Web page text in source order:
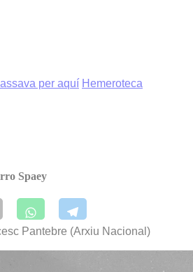
per aquí Hemeroteca
Spaey
Pantebre (Arxiu Nacional)